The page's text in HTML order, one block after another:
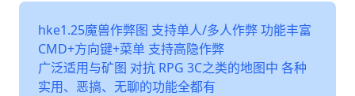
hke1.25魔兽作弊图 支持单人/多人作弊 功能丰富
CMD+方向键+菜单 支持高隐作弊
广泛适用与矿图 对抗 RPG 3C之类的地图中 各种
实用、恶搞、无聊的功能全都有